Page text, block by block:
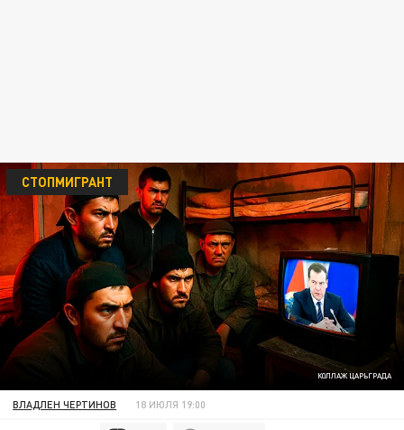
КОЛЛАЖ ЦАРЬГРАДА
СТОПМИГРАНТ
ВЛАДЛЕН ЧЕРТИНОВ 18 ИЮЛЯ 19:00